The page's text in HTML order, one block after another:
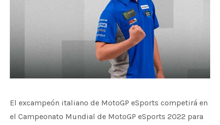
El excampeón italiano de MotoGP eSports competirá en
el Campeonato Mundial de MotoGP eSports 2022 para